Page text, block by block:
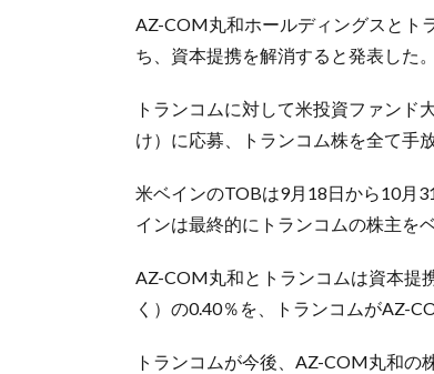
AZ-COM丸和ホールディングスとト
ち、資本提携を解消すると発表した。
トランコムに対して米投資ファン
け）に応募、トランコム株を全て手
米ベインのTOBは9月18日から10月
インは最終的にトランコムの株主を
AZ-COM丸和とトランコムは資本提
く）の0.40％を、トランコムがAZ-
トランコムが今後、AZ-COM丸和の